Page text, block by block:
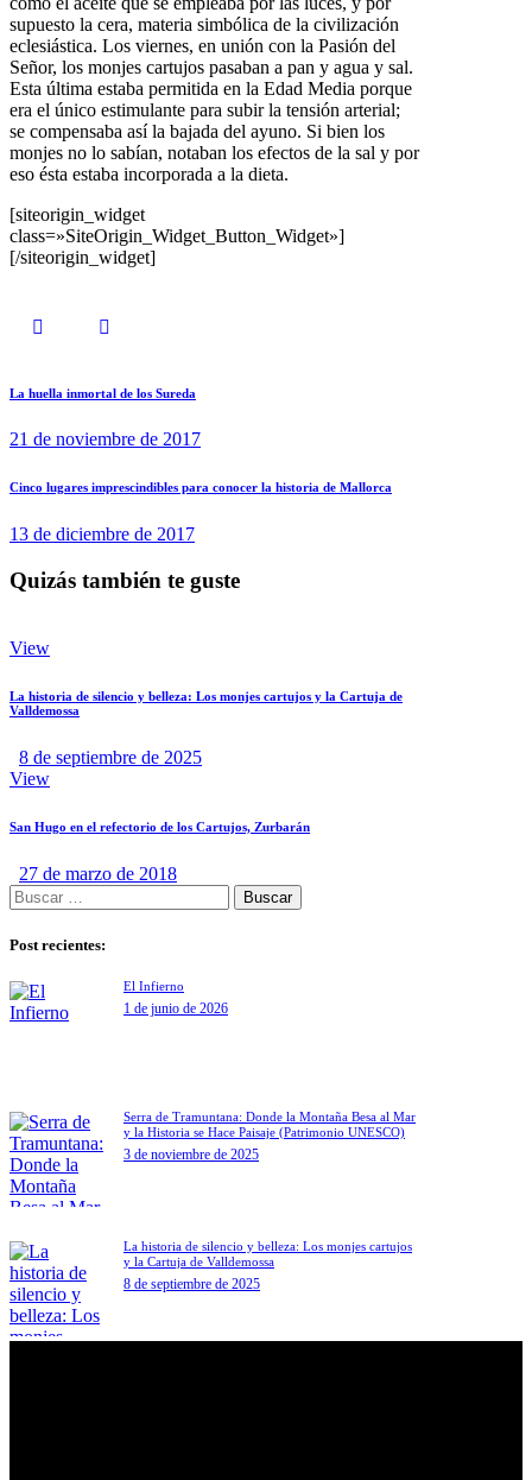
supuesto la cera, materia simbólica de la civilización
eclesiástica. Los viernes, en unión con la Pasión del
Señor, los monjes cartujos pasaban a pan y agua y sal.
Esta última estaba permitida en la Edad Media porque
era el único estimulante para subir la tensión arterial;
se compensaba así la bajada del ayuno. Si bien los
monjes no lo sabían, notaban los efectos de la sal y por
eso ésta estaba incorporada a la dieta.
[siteorigin_widget
class=»SiteOrigin_Widget_Button_Widget»]
[/siteorigin_widget]
La huella inmortal de los Sureda
21 de noviembre de 2017
Cinco lugares imprescindibles para conocer la historia de Mallorca
13 de diciembre de 2017
Quizás también te guste
View
La historia de silencio y belleza: Los monjes cartujos y la Cartuja de
Valldemossa
8 de septiembre de 2025
View
San Hugo en el refectorio de los Cartujos, Zurbarán
27 de marzo de 2018
Post recientes:
El Infierno
1 de junio de 2026
Serra de Tramuntana: Donde la Montaña Besa al Mar
y la Historia se Hace Paisaje (Patrimonio UNESCO)
3 de noviembre de 2025
La historia de silencio y belleza: Los monjes cartujos
y la Cartuja de Valldemossa
8 de septiembre de 2025